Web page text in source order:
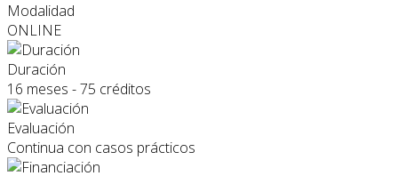
Modalidad
ONLINE
Duración
16 meses - 75 créditos
Evaluación
Continua con casos prácticos